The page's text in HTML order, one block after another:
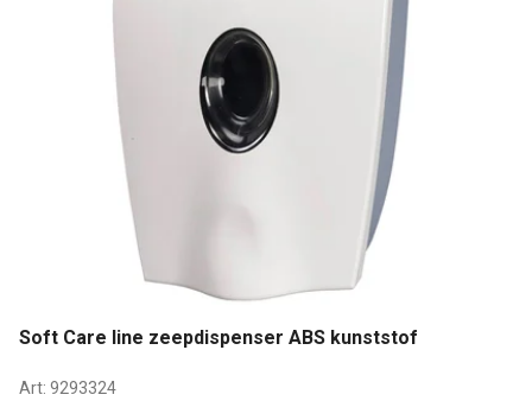
Soft Care line zeepdispenser ABS kunststof
Art: 9293324